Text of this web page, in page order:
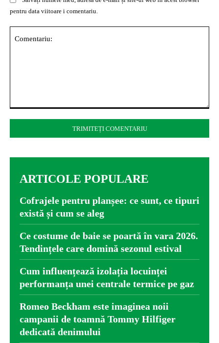
pentru data viitoare i comentariu.
ARTICOLE POPULARE
Cofrajele pentru planșee: ce sunt, ce tipuri
există și cum se aleg
Ce costume de baie se poartă în vara 2026.
Tendințele care domină sezonul estival
Cum influențează izolația locuinței
performanța unei centrale termice pe gaz
Romeo Beckham este imaginea noii
campanii de toamnă Tommy Hilfiger
dedicată denimului